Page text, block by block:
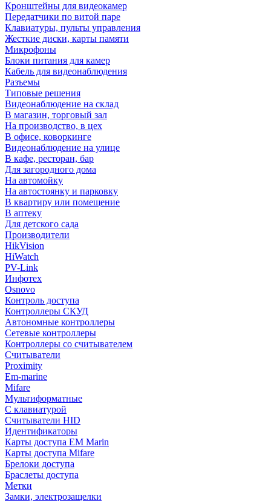
Кронштейны для видеокамер
Передатчики по витой паре
Клавиатуры, пульты управления
Жесткие диски, карты памяти
Микрофоны
Блоки питания для камер
Кабель для видеонаблюдения
Разъемы
Типовые решения
Видеонаблюдение на склад
В магазин, торговый зал
На производство, в цех
В офисе, коворкинге
Видеонаблюдение на улице
В кафе, ресторан, бар
Для загородного дома
На автомойку
На автостоянку и парковку
В квартиру или помещение
В аптеку
Для детского сада
Производители
HikVision
HiWatch
PV-Link
Инфотех
Osnovo
Контроль доступа
Контроллеры СКУД
Автономные контроллеры
Сетевые контроллеры
Контроллеры со считывателем
Считыватели
Proximity
Em-marine
Mifare
Мультиформатные
С клавиатурой
Считыватели HID
Идентификаторы
Карты доступа EM Marin
Карты доступа Mifare
Брелоки доступа
Браслеты доступа
Метки
Замки, электрозащелки